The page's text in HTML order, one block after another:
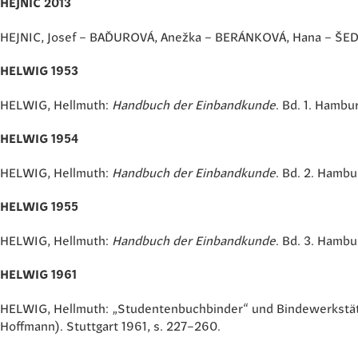
HEJNIC, Josef – BAĎUROVÁ, Anežka – BERÁNKOVÁ, Hana –
HELWIG 1953
HELWIG, Hellmuth: Handbuch der Einbandkunde . Bd. 1.
HELWIG 1954
HELWIG, Hellmuth: Handbuch der Einbandkunde . Bd. 2.
HELWIG 1955
HELWIG, Hellmuth: Handbuch der Einbandkunde . Bd. 3.
HELWIG 1961
HELWIG, Hellmuth: „Studentenbuchbinder“ und
Hoffmann). Stuttgart 1961, s. 227–260.